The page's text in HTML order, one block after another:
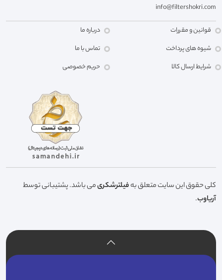
info@filtershokri.com
قوانین و مقررات
شیوه های پرداخت
شرایط ارسال کالا
درباره ما
تماس با ما
حریم خصوصی
کلی حقوق این سایت متعلق بهفیلترشکریمی باشد. پشتیبانی توسط
آریاوب.